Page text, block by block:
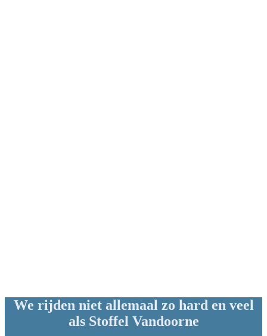
We rijden niet allemaal zo hard en veel
als Stoffel Vandoorne